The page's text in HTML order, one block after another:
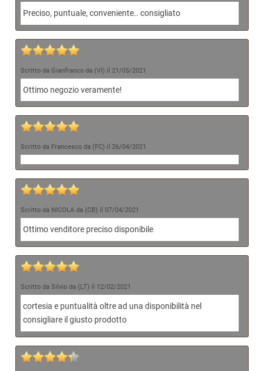
Preciso, puntuale, conveniente.. consigliato
Scritto da Gianfranco da (VI) il 21/05/2021
Ottimo negozio veramente!
Scritto da Francesco da (FC) il 26/04/2021
Scritto da NICOLA da (CB) il 07/04/2021
Ottimo venditore preciso disponibile
Scritto da Silvio da (LT) il 12/02/2021
cortesia e puntualità oltre ad una disponibilità nel
consigliare il giusto prodotto